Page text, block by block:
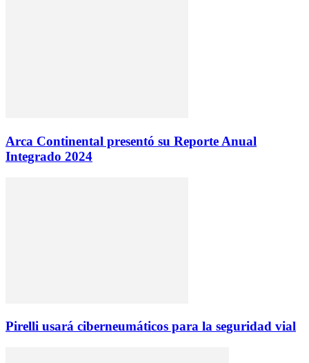
Arca Continental presentó su Reporte Anual
Integrado 2024
Pirelli usará ciberneumáticos para la seguridad vial